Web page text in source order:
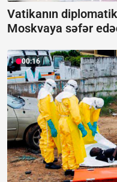
Vatikanın
Moskvaya səfər
00:16